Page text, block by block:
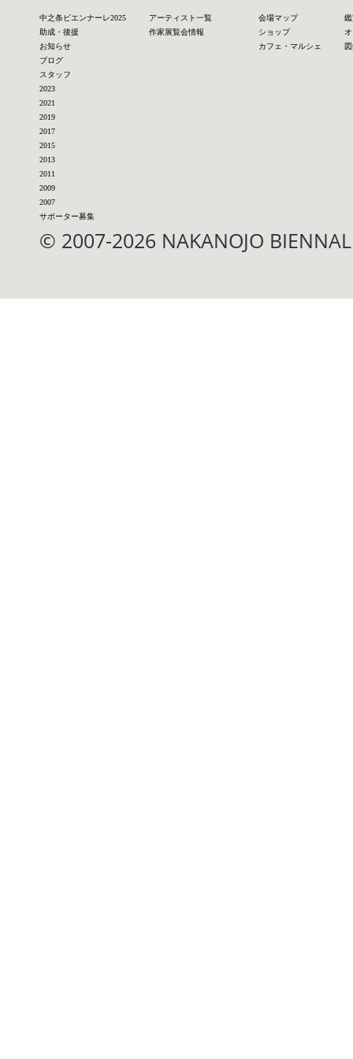
中之条ビエンナーレ2025
助成・後援
お知らせ
ブログ
スタッフ
2023
2021
2019
2017
2015
2013
2011
2009
2007
サポーター募集
アーティスト一覧
作家展覧会情報
会場マップ
ショップ
カフェ・マルシェ
© 2007-2026 NAKANOJO